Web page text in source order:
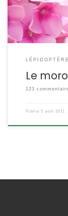
Le
123
Publié 5 août 2011